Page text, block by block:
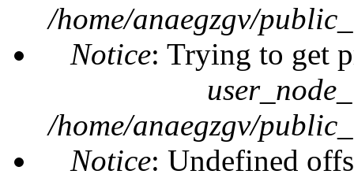
/home/anaegzgv/
Notice: Trying to get
/home/anaegzgv/
Notice: Undefined